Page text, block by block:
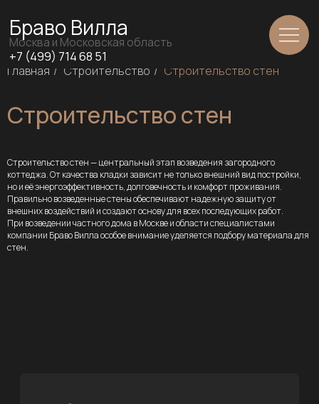
Браво Вилла
Москва и Московская область
+7 (499) 714 68 51
Главная / Строительство / Строительство стен
Строительство стен
Строительство стен — центральный этап возведения загородного
коттеджа. От качества кладки зависит не только внешний вид постройки,
но и её энергоэффективность, долговечность и комфорт проживания.
Правильно возведенные стены обеспечивают надежную защиту от
внешних воздействий и создают основу для всех последующих работ.
При возведении частного дома в Москве и области специалистами
компании Браво Вилла особое внимание уделяется подбору материала для
стен.